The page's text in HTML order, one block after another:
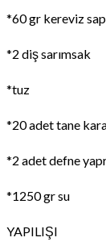
*60 gr kereviz
*2 diş sarımsak
*tuz
*20 adet tane
*2 adet defne
*1250 gr su
YAPILIŞI